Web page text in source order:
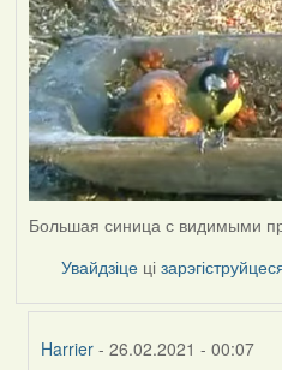
Большая синица с видимыми
Увайдзіце ці
Harrier - 26.02.2021 - 00:07